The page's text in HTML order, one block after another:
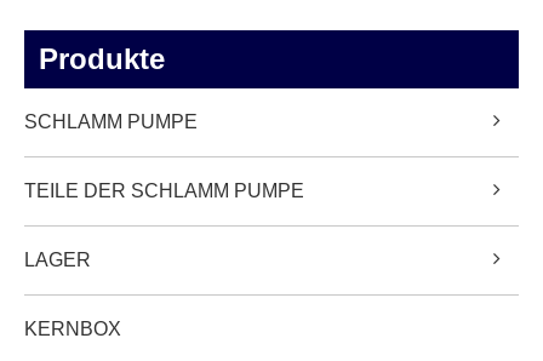
Produkte
SCHLAMM PUMPE
TEILE DER SCHLAMM PUMPE
LAGER
KERNBOX